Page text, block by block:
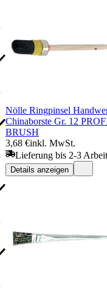
Nölle Ringpinsel
Chinaborste Gr. 12
BRUSH
3,68 €inkl. MwSt.
Lieferung bis 2-3
Details anzeigen